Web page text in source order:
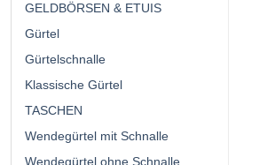
GELDBÖRSEN & ETUIS
Gürtel
Gürtelschnalle
Klassische Gürtel
TASCHEN
Wendegürtel mit Schnalle
Wendegürtel ohne Schnalle